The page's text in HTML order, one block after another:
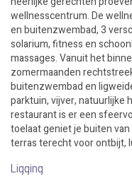
wellnesscentrum. De
en buitenzwembad, 3
solarium, fitness en
massages. Vanuit het
zomermaanden
buitenzwembad en
parktuin, vijver, natuurlijke
restaurant is er een
toelaat geniet je buiten
terras terecht voor ontbijt,
Ligging